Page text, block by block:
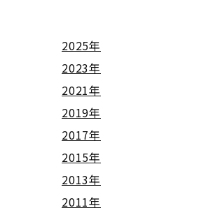
2025年
2023年
2021年
2019年
2017年
2015年
2013年
2011年